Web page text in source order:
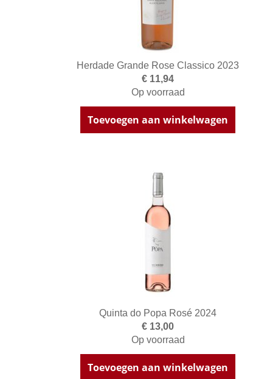
Herdade Grande Rose Classico 2023
€ 11,94
Op voorraad
Toevoegen aan winkelwagen
Quinta do Popa Rosé 2024
€ 13,00
Op voorraad
Toevoegen aan winkelwagen